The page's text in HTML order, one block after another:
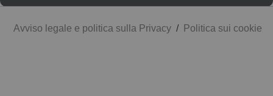
Avviso legale e politica sulla Privacy / Politica sui cookie